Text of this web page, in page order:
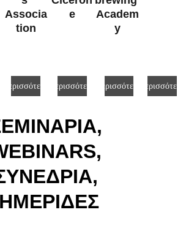
Περισσότερα Περισσότερα Περισσότερα Περισσότερα
Associa
tion
e
Academ
y
ΗΜΕΡΙΔΕΣ